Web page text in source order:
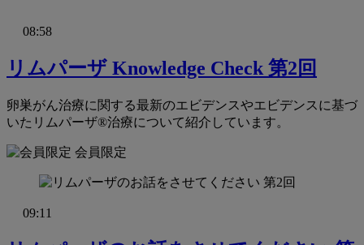
08:58
リムパーザ Knowledge Check 第2回
卵巣がん治療に関する最新のエビデンスやエビデンスに基づ
いたリムパーザ®治療について紹介しています。
会員限定
09:11